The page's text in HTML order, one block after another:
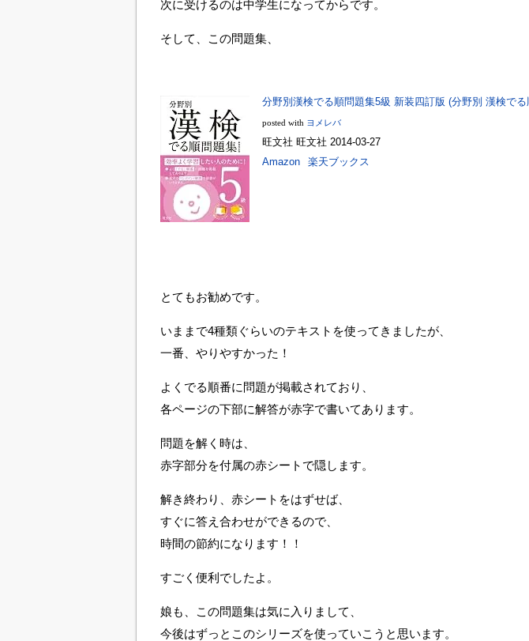
次に受けるのは中学生になってからです。
そして、この問題集、
分野別漢検でる順問題集5級 新装四訂版 (分野別 漢検で
posted with ヨメレバ
旺文社 旺文社 2014-03-27
Amazon
楽天ブックス
とてもお勧めです。
いままで4種類ぐらいのテキストを使ってきましたが、
一番、やりやすかった！
よくでる順番に問題が掲載されており、
各ページの下部に解答が赤字で書いてあります。
問題を解く時は、
赤字部分を付属の赤シートで隠します。
解き終わり、赤シートをはずせば、
すぐに答え合わせができるので、
時間の節約になります！！
すごく便利でしたよ。
娘も、この問題集は気に入りまして、
今後はずっとこのシリーズを使っていこうと思います。